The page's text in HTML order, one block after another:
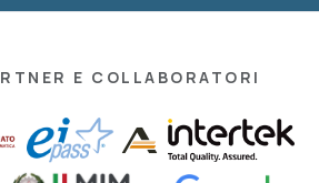
E COLLABORATORI